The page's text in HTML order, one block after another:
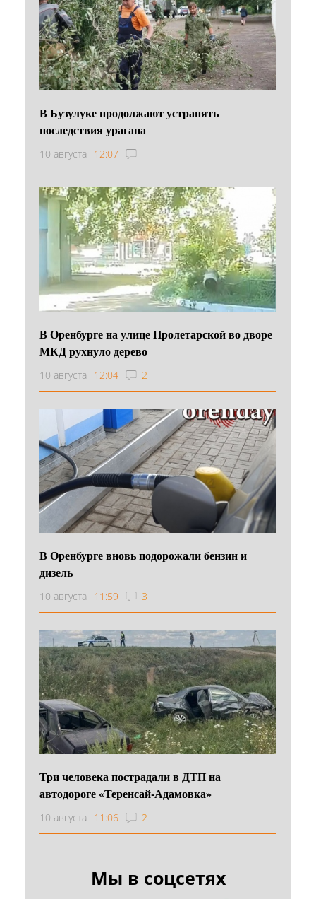
В Бузулуке продолжают устранять
последствия урагана
10 августа 12:07
В Оренбурге на улице Пролетарской во дворе
МКД рухнуло дерево
10 августа 12:04 2
В Оренбурге вновь подорожали бензин и
дизель
10 августа 11:59 3
Три человека пострадали в ДТП на
автодороге «Теренсай-Адамовка»
10 августа 11:06 2
Мы в соцсетях